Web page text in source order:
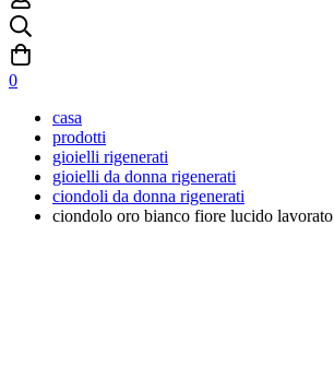
0
casa
prodotti
gioielli rigenerati
gioielli da donna rigenerati
ciondoli da donna rigenerati
ciondolo oro bianco fiore lucido lavorato